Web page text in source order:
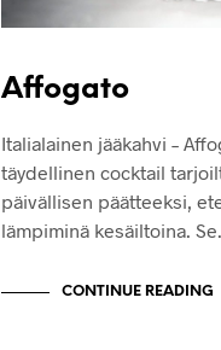
Affogato
Italialainen jääkahvi –
täydellinen cocktail
päivällisen päätteeksi,
lämpiminä kesäiltoina.
CONTINUE READING